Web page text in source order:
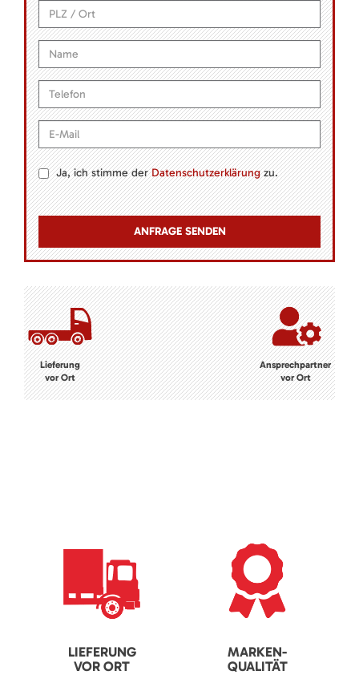
Ja, ich stimme derDatenschutzerklärungzu.
Lieferung
vor Ort
Ansprechpartner
vor Ort
LIEFERUNG
VOR ORT
MARKEN-
QUALITÄT